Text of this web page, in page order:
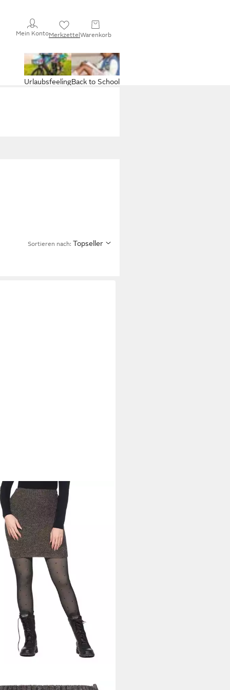
Mein KontoMerkzettelWarenkorb
Back to School
Urlaubsfeeling
Sortieren nach: Topseller